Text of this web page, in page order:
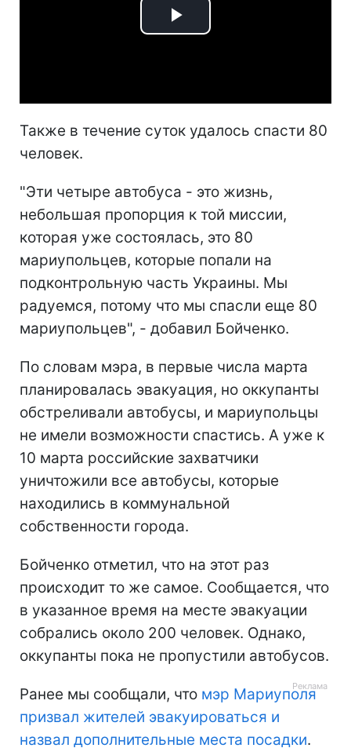
Play
Также в течение суток удалось спасти 80
человек.
"Эти четыре автобуса - это жизнь,
небольшая пропорция к той миссии,
которая уже состоялась, это 80
мариупольцев, которые попали на
подконтрольную часть Украины. Мы
радуемся, потому что мы спасли еще 80
мариупольцев", - добавил Бойченко.
По словам мэра, в первые числа марта
планировалась эвакуация, но оккупанты
обстреливали автобусы, и мариупольцы
не имели возможности спастись. А уже к
10 марта российские захватчики
уничтожили все автобусы, которые
находились в коммунальной
собственности города.
Бойченко отметил, что на этот раз
происходит то же самое. Сообщается, что
в указанное время на месте эвакуации
собрались около 200 человек. Однако,
оккупанты пока не пропустили автобусов.
Ранее мы сообщали, что мэр Мариуполя
призвал жителей эвакуироваться и
назвал дополнительные места посадки.